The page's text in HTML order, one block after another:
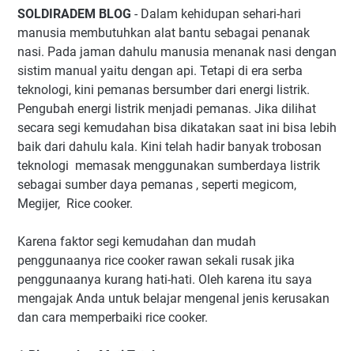
SOLDIRADEM BLOG - Dalam kehidupan sehari-hari
manusia membutuhkan alat bantu sebagai penanak
nasi. Pada jaman dahulu manusia menanak nasi dengan
sistim manual yaitu dengan api. Tetapi di era serba
teknologi, kini pemanas bersumber dari energi listrik.
Pengubah energi listrik menjadi pemanas. Jika dilihat
secara segi kemudahan bisa dikatakan saat ini bisa lebih
baik dari dahulu kala. Kini telah hadir banyak trobosan
teknologi memasak menggunakan sumberdaya listrik
sebagai sumber daya pemanas , seperti megicom,
Megijer, Rice cooker.
Karena faktor segi kemudahan dan mudah
penggunaanya rice cooker rawan sekali rusak jika
penggunaanya kurang hati-hati. Oleh karena itu saya
mengajak Anda untuk belajar mengenal jenis kerusakan
dan cara memperbaiki rice cooker.